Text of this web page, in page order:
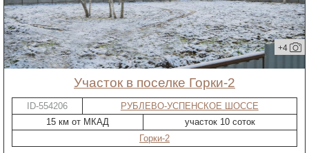
+4
участок в поселке Горки-2
ID-554206
РУБЛЕВО-УСПЕНСКОЕ ШОССЕ
15 км от МКАД
участок 10 соток
Горки-2